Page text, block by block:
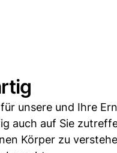
unsere und Ihre
auch auf Sie
Körper zu